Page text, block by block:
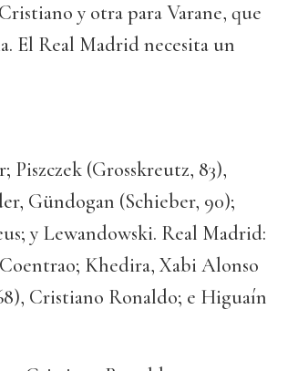
y otra para Varane, que
El Real Madrid necesita un
(Grosskreutz, 83),
Gündogan (Schieber, 90);
y Lewandowski. Real Madrid:
Khedira, Xabi Alonso
Cristiano Ronaldo; e Higuaín